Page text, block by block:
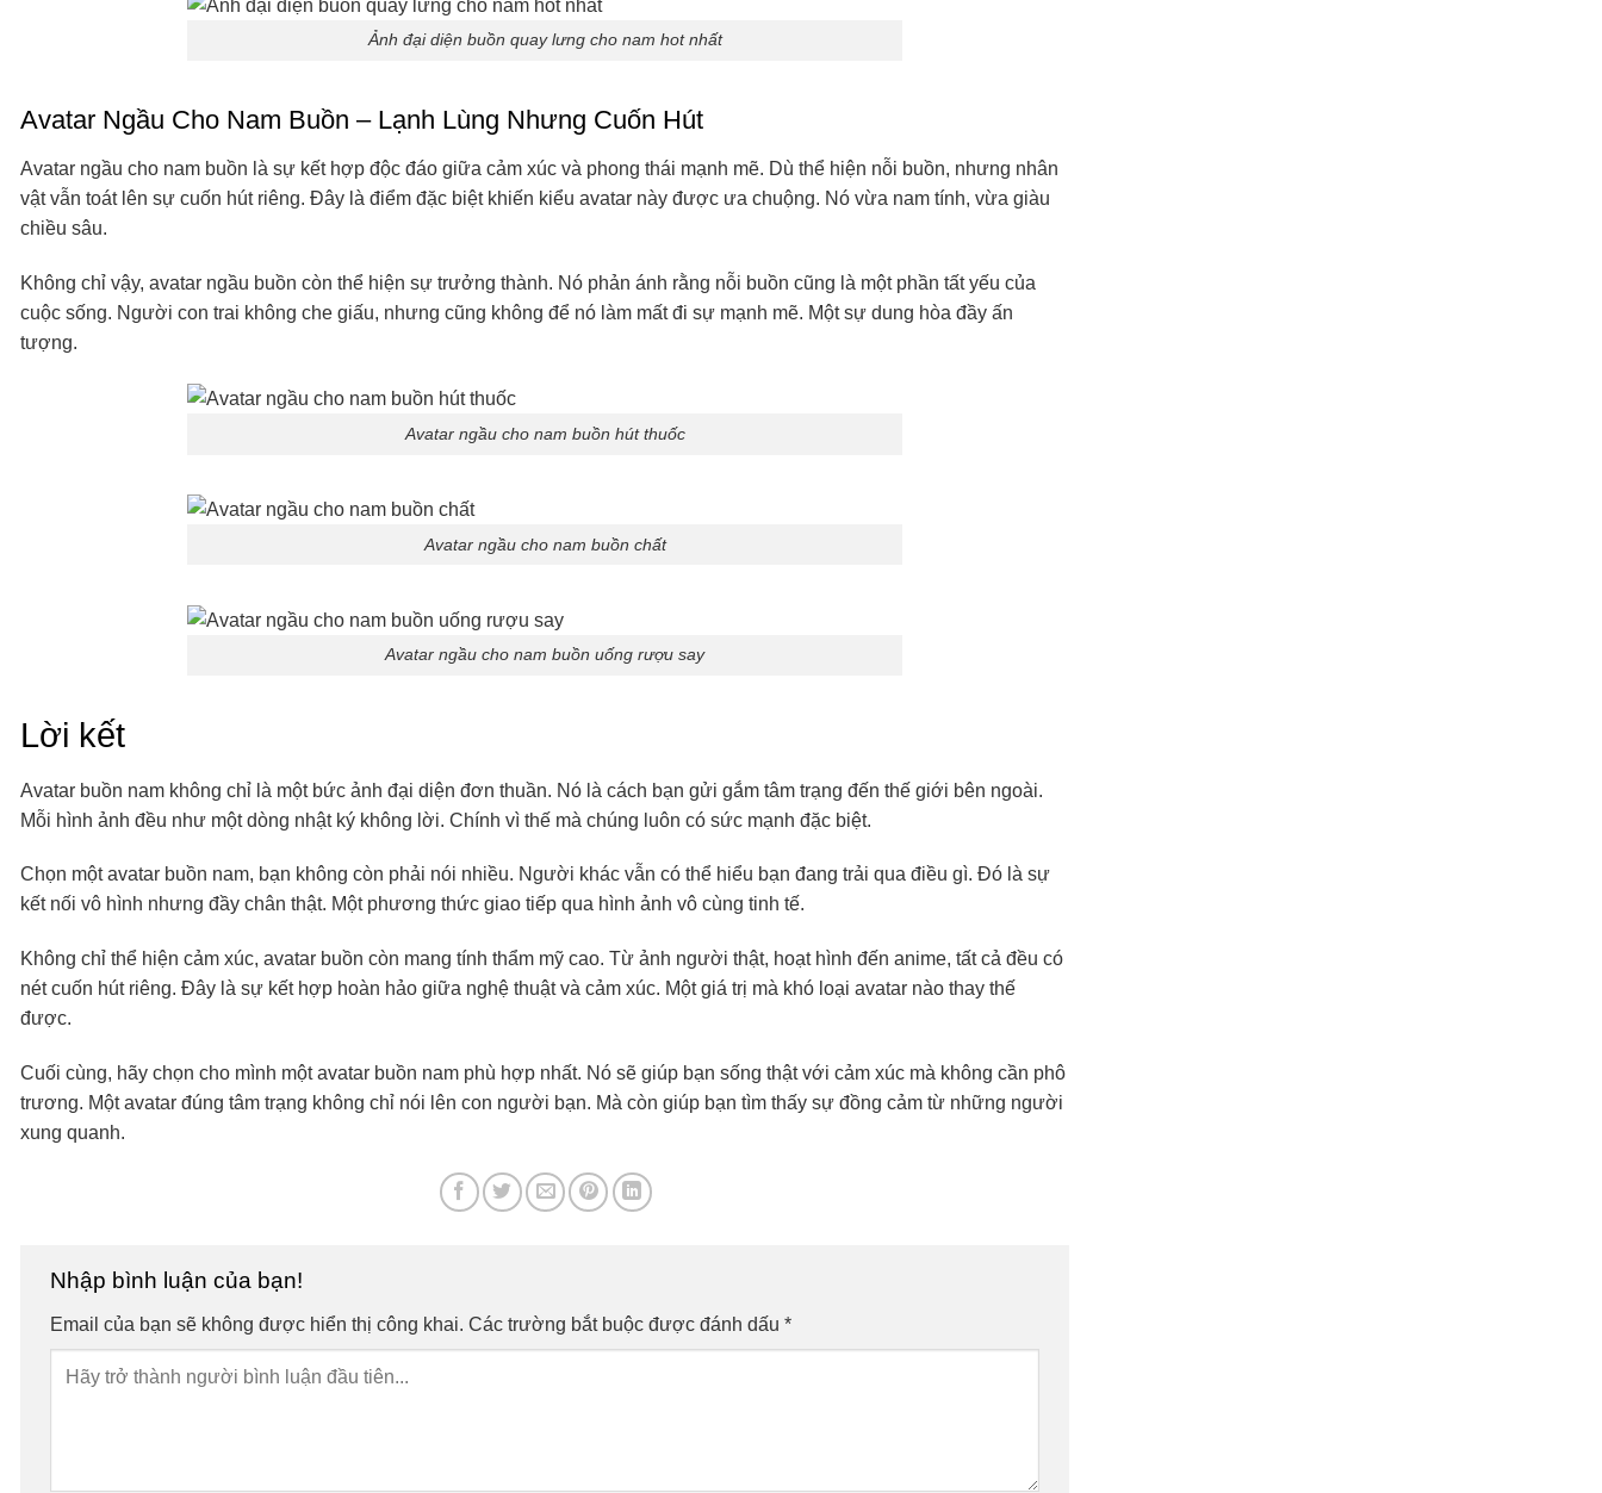
Ảnh đại diện buồn quay lưng cho nam hot nhất
Avatar Ngầu Cho Nam Buồn – Lạnh Lùng Nhưng Cuốn Hút
Avatar ngầu cho nam buồn là sự kết hợp độc đáo giữa cảm xúc và phong thái mạnh mẽ. Dù thể hiện nỗi buồn, nhưng nhân
vật vẫn toát lên sự cuốn hút riêng. Đây là điểm đặc biệt khiến kiểu avatar này được ưa chuộng. Nó vừa nam tính, vừa giàu
chiều sâu.
Không chỉ vậy, avatar ngầu buồn còn thể hiện sự trưởng thành. Nó phản ánh rằng nỗi buồn cũng là một phần tất yếu của
cuộc sống. Người con trai không che giấu, nhưng cũng không để nó làm mất đi sự mạnh mẽ. Một sự dung hòa đầy ấn
tượng.
Avatar ngầu cho nam buồn hút thuốc
Avatar ngầu cho nam buồn chất
Avatar ngầu cho nam buồn uống rượu say
Lời kết
Avatar buồn nam không chỉ là một bức ảnh đại diện đơn thuần. Nó là cách bạn gửi gắm tâm trạng đến thế giới bên ngoài.
Mỗi hình ảnh đều như một dòng nhật ký không lời. Chính vì thế mà chúng luôn có sức mạnh đặc biệt.
Chọn một avatar buồn nam, bạn không còn phải nói nhiều. Người khác vẫn có thể hiểu bạn đang trải qua điều gì. Đó là sự
kết nối vô hình nhưng đầy chân thật. Một phương thức giao tiếp qua hình ảnh vô cùng tinh tế.
Không chỉ thể hiện cảm xúc, avatar buồn còn mang tính thẩm mỹ cao. Từ ảnh người thật, hoạt hình đến anime, tất cả đều có
nét cuốn hút riêng. Đây là sự kết hợp hoàn hảo giữa nghệ thuật và cảm xúc. Một giá trị mà khó loại avatar nào thay thế
được.
Cuối cùng, hãy chọn cho mình một avatar buồn nam phù hợp nhất. Nó sẽ giúp bạn sống thật với cảm xúc mà không cần phô
trương. Một avatar đúng tâm trạng không chỉ nói lên con người bạn. Mà còn giúp bạn tìm thấy sự đồng cảm từ những người
xung quanh.
Nhập bình luận của bạn!
Email của bạn sẽ không được hiển thị công khai. Các trường bắt buộc được đánh dấu *